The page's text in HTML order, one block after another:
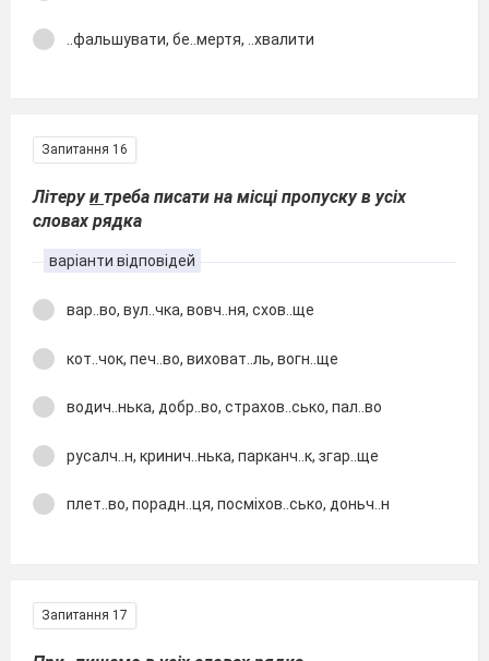
..фальшувати, бе..мертя, ..хвалити
Запитання 16
Літеруи треба писати на місці пропуску в усіх
словах рядка
варіанти відповідей
вар..во, вул..чка, вовч..ня, схов..ще
кот..чок, печ..во, виховат..ль, вогн..ще
водич..нька, добр..во, страхов..сько, пал..во
русалч..н, кринич..нька, парканч..к, згар..ще
плет..во, порадн..ця, посміхов..сько, доньч..н
Запитання 17